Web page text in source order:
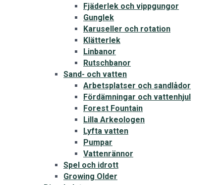
Fjäderlek och vippgungor
Gunglek
Karuseller och rotation
Klätterlek
Linbanor
Rutschbanor
Sand- och vatten
Arbetsplatser och sandlådor
Fördämningar och vattenhjul
Forest Fountain
Lilla Arkeologen
Lyfta vatten
Pumpar
Vattenrännor
Spel och idrott
Growing Older